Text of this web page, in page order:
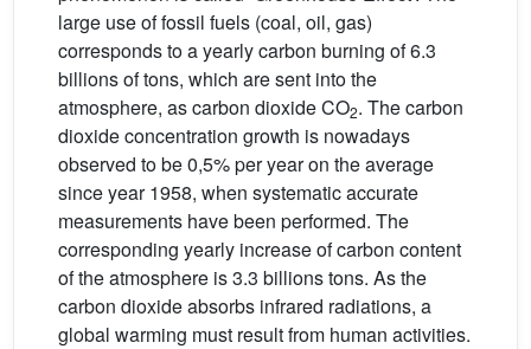
large use of fossil fuels (coal, oil, gas)
corresponds to a yearly carbon burning of 6.3
billions of tons, which are sent into the
atmosphere, as carbon dioxide CO2. The carbon
dioxide concentration growth is nowadays
observed to be 0,5% per year on the average
since year 1958, when systematic accurate
measurements have been performed. The
corresponding yearly increase of carbon content
of the atmosphere is 3.3 billions tons. As the
carbon dioxide absorbs infrared radiations, a
global warming must result from human activities.